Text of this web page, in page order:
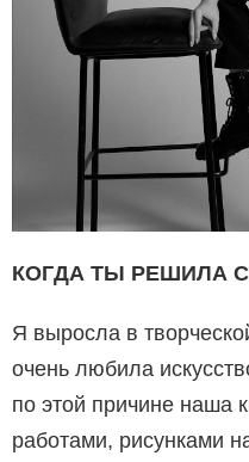
КОГДА ТЫ РЕШИЛА
Я выросла в
очень любила
по этой причине наша
работами, рисунками